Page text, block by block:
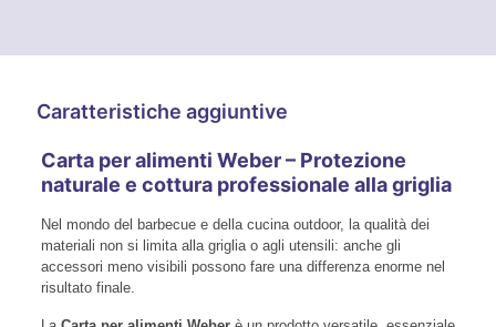
Caratteristiche aggiuntive
Carta per alimenti Weber – Protezione
naturale e cottura professionale alla griglia
Nel mondo del barbecue e della cucina outdoor, la qualità dei
materiali non si limita alla griglia o agli utensili: anche gli
accessori meno visibili possono fare una differenza enorme nel
risultato finale.